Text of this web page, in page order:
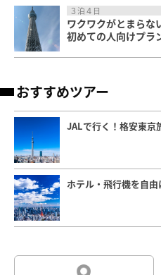
３泊４日
ワクワクがとまらな
初めての人向けプラ
おすすめツアー
JALで行く！格安東京
ホテル・飛行機を自